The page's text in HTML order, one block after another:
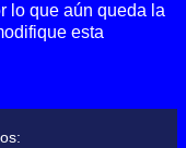
lo que aún queda la
esta